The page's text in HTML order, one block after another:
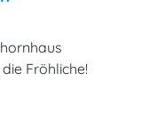
Fröhliche!